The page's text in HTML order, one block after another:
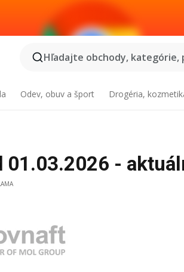
Hľadajte obchody, kategórie,
Odev, obuv a šport Drogéria,
-